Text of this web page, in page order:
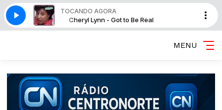
TOCANDO AGORA
Cheryl Lynn - Got to Be Real
MENU